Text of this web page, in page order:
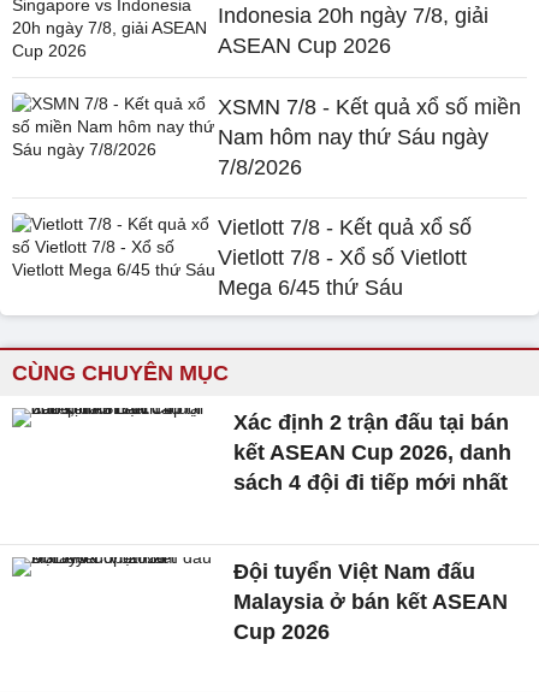
Indonesia 20h ngày 7/8, giải
ASEAN Cup 2026
XSMN 7/8 - Kết quả xổ số miền
Nam hôm nay thứ Sáu ngày
7/8/2026
Vietlott 7/8 - Kết quả xổ số
Vietlott 7/8 - Xổ số Vietlott
Mega 6/45 thứ Sáu
CÙNG CHUYÊN MỤC
Xác định 2 trận đấu tại bán
kết ASEAN Cup 2026, danh
sách 4 đội đi tiếp mới nhất
Đội tuyển Việt Nam đấu
Malaysia ở bán kết ASEAN
Cup 2026